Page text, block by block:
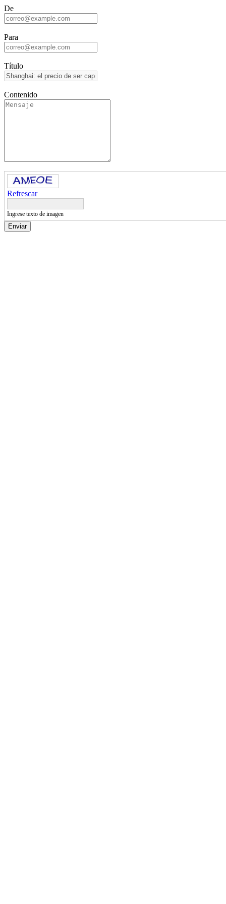
De
Para
Título
Contenido
Refrescar
Ingrese texto de imagen